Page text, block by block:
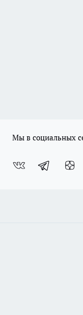
Мы в социальных